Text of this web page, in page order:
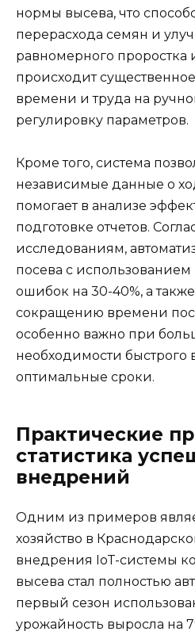
нормы высева, что
перерасхода семян и
равномерного проростка
происходит
времени и труда на
регулировку параметров.
Кроме того, система
независимые данные о
помогает в анализе
подготовке отчетов.
исследованиям,
посева с
ошибок на 30-40%, а также
сокращению времени
особенно важно при
необходимости быстрого
оптимальные сроки.
Практические
статистика
внедрений
Одним из примеров
хозяйство в
внедрения IoT-системы
высева стал полностью
первый сезон
урожайность выросла на